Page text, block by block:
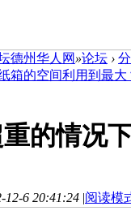
德州华人网 »论坛 ›
箱的空间利用到最大
的情况
12-6 20:41:24 |阅读模